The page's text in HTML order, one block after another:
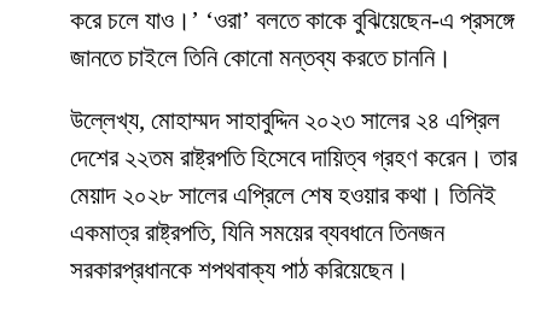
করে চলে যাও।’ ‘ওরা’ বলতে কাকে বুঝিয়েছেন-এ প্রসঙ্গে
জানতে চাইলে তিনি কোনো মন্তব্য করতে চাননি।
উল্লেখ্য, মোহাম্মদ সাহাবুদ্দিন ২০২৩ সালের ২৪ এপ্রিল
দেশের ২২তম রাষ্ট্রপতি হিসেবে দায়িত্ব গ্রহণ করেন। তার
মেয়াদ ২০২৮ সালের এপ্রিলে শেষ হওয়ার কথা। তিনিই
একমাত্র রাষ্ট্রপতি, যিনি সময়ের ব্যবধানে তিনজন
সরকারপ্রধানকে শপথবাক্য পাঠ করিয়েছেন।